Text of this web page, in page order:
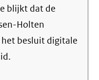
blijkt dat de
Holten
besluit digitale